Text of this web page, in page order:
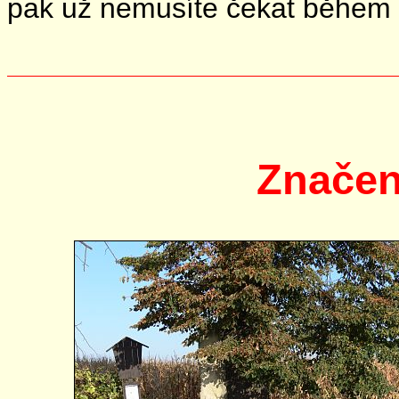
pak už nemusíte čekat